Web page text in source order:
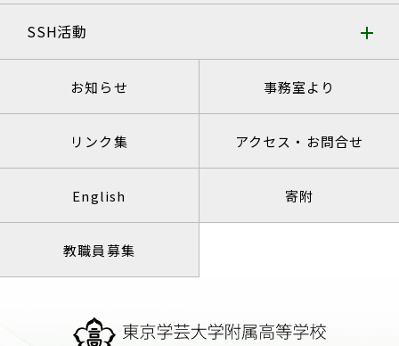
SSH活動
お知らせ 事務室より
リンク集 アクセス・お問合せ
English 寄附
教職員募集